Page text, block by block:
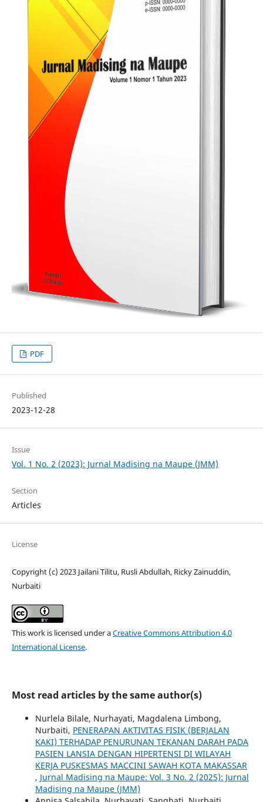
PDF
Published
2023-12-28
Issue
Vol. 1 No. 2 (2023): Jurnal Madising na Maupe (JMM)
Section
Articles
License
Copyright (c) 2023 Jailani Tilitu, Rusli Abdullah, Ricky Zainuddin,
Nurbaiti
This work is licensed under aCreative Commons Attribution 4.0
International License.
Most read articles by the same author(s)
Nurlela Bilale, Nurhayati, Magdalena Limbong,
Nurbaiti, PENERAPAN AKTIVITAS FISIK (BERJALAN
KAKI) TERHADAP PENURUNAN TEKANAN DARAH PADA
PASIEN LANSIA DENGAN HIPERTENSI DI WILAYAH
KERJA PUSKESMAS MACCINI SAWAH KOTA MAKASSAR
, Jurnal Madising na Maupe: Vol. 3 No. 2 (2025): Jurnal
Madising na Maupe (JMM)